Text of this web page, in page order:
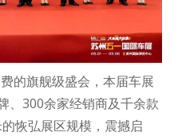
的旗舰级盛会，本届车展
、300余家经销商及千余款
恢弘展区规模，震撼启